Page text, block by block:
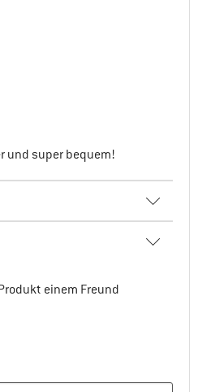
und super bequem!
einem Freund